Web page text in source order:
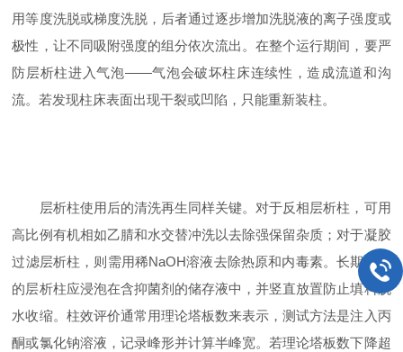
用等度洗脱或梯度洗脱，后者通过逐步增加洗脱液的离子强度或
极性，让不同吸附强度的组分依次流出。在整个运行期间，要严
防层析柱进入气泡——气泡会破坏柱床连续性，造成流道和沟
流。若发现柱床表面出现干裂或凹陷，只能重新装柱。
层析柱使用后的清洗再生同样关键。对于反相层析柱，可用
高比例有机相如乙腈和水交替冲洗以去除强保留杂质；对于凝胶
过滤层析柱，则需用稀NaOH溶液去除热原和内毒素。长期不用
的层析柱应浸泡在含抑菌剂的储存液中，并竖直放置防止填料脱
水收缩。柱效评价通常用理论塔板数来表示，测试方法是注入丙
酮或氯化钠溶液，记录峰形并计算半峰宽。若理论塔板数下降超